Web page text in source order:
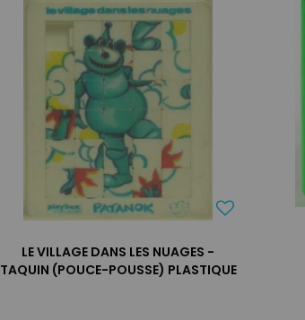
LE VILLAGE DANS LES NUAGES -
TAQUIN (POUCE-POUSSE) PLASTIQUE